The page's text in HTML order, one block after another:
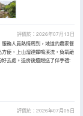
評價於：2026年07月13日
務人員熱情周到，地道的農家餐
便，上山溜達蟬鳴溪流，負氧離
去處。退房後還贈送了伴手禮:
評價於：2026年07月05日